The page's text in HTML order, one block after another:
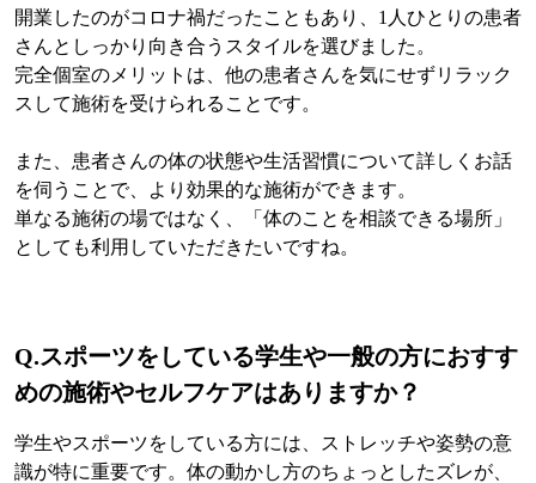
開業したのがコロナ禍だったこともあり、1人ひとりの患者
さんとしっかり向き合うスタイルを選びました。
完全個室のメリットは、他の患者さんを気にせずリラック
スして施術を受けられることです。
また、患者さんの体の状態や生活習慣について詳しくお話
を伺うことで、より効果的な施術ができます。
単なる施術の場ではなく、「体のことを相談できる場所」
としても利用していただきたいですね。
Q.スポーツをしている学生や一般の方におすす
めの施術やセルフケアはありますか？
学生やスポーツをしている方には、ストレッチや姿勢の意
識が特に重要です。体の動かし方のちょっとしたズレが、